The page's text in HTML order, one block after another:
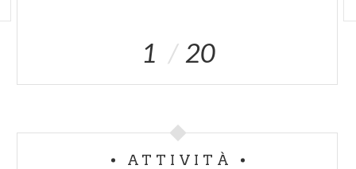
1 20
ATTIVITÀ